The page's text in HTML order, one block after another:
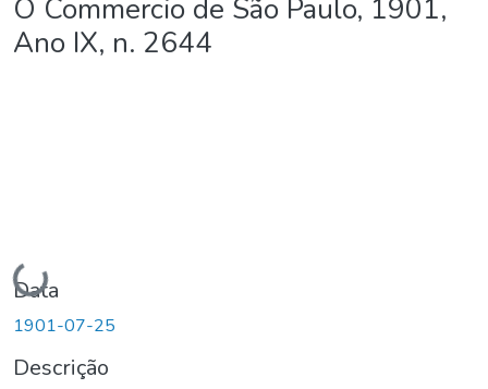
Estatísticas
O Commercio de São Paulo, 1901,
Ano IX, n. 2644
Carregando...
Data
1901-07-25
Descrição